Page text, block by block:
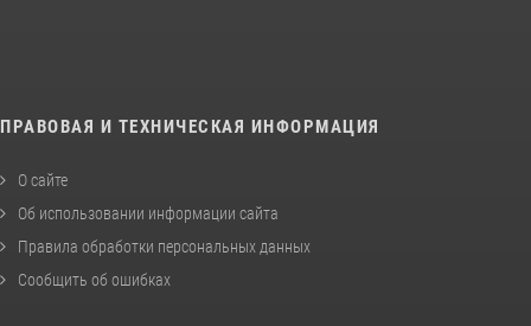
ПРАВОВАЯ И ТЕХНИЧЕСКАЯ ИНФОРМАЦИЯ
О сайте
Об использовании информации сайта
Правила обработки персональных данных
Сообщить об ошибках